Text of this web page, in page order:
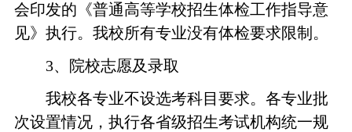
会印发的《普通高等学校招生体检工作指导意
见》执行。我校所有专业没有体检要求限制。
3、 院校志愿及录取
我校各专业不设选考科目要求。各专业批
次设置情况，执行各省级招生考试机构统一规